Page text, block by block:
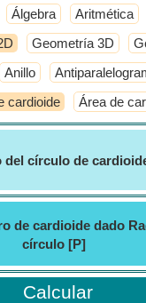
Álgebra Aritmética
Geometría 3D
Anillo
cardioide Área de
del círculo de
de cardioide dado
círculo [P]